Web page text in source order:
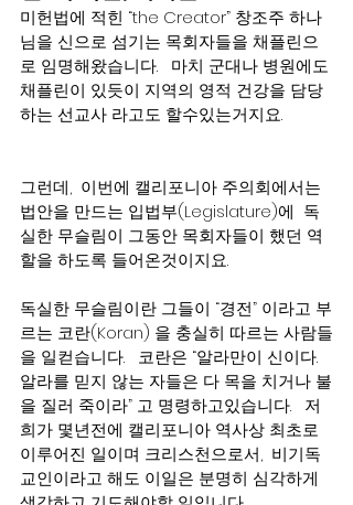
미헌법에 적힌 “the Creator” 창조주 하나
님을 신으로 섬기는 목회자들을 채플린으
로 임명해왔습니다.   마치 군대나 병원에도
채플린이 있듯이 지역의 영적 건강을 담당
하는 선교사 라고도 할수있는거지요.
그런데,  이번에 캘리포니아 주의회에서는
법안을 만드는 입법부(Legislature)에  독
실한 무슬림이 그동안 목회자들이 했던 역
할을 하도록 들어온것이지요.
독실한 무슬림이란 그들이 “경전” 이라고 부
르는 코란(Koran) 을 충실히 따르는 사람들
을 일컫습니다.   코란은 “알라만이 신이다.
알라를 믿지 않는 자들은 다 목을 치거나 불
을 질러 죽이라” 고 명령하고있습니다.   저
희가 몇년전에 캘리포니아 역사상 최초로
이루어진 일이며 크리스천으로서,  비기독
교인이라고 해도 이일은 분명히 심각하게